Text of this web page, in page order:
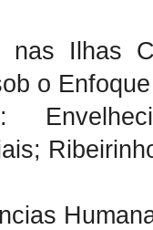
nas Ilhas
o